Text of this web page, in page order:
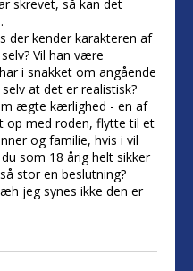
skrevet, så kan det
der kender karakteren af
Vil han være
i snakket om angående
at det er realistisk?
ægte kærlighed - en af
op med roden, flytte til et
og familie, hvis i vil
som 18 årig helt sikker
stor en beslutning?
jeg synes ikke den er